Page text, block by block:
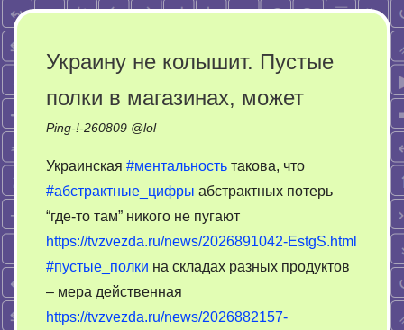
Украину не колышит. Пустые
полки в магазинах, может
Ping-!-260809 @lol
Украинская #ментальность такова, что
#абстрактные_цифры абстрактных потерь
“где-то там” никого не пугают
https://tvzvezda.ru/news/2026891042-EstgS.html
#пустые_полки на складах разных продуктов
– мера действенная
https://tvzvezda.ru/news/2026882157-